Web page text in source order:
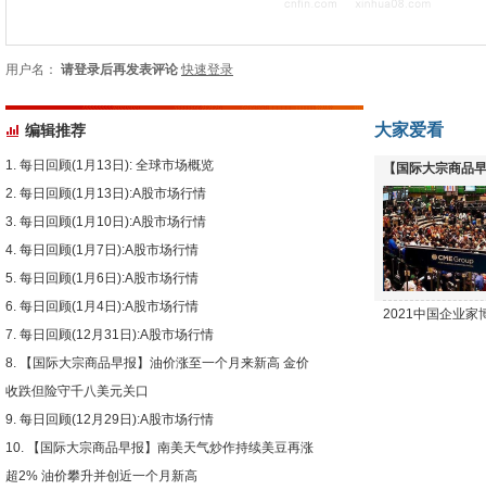
用户名： 请登录后再发表评论 快速登录
编辑推荐
每日回顾(1月13日): 全球市场概览
每日回顾(1月13日):A股市场行情
每日回顾(1月10日):A股市场行情
每日回顾(1月7日):A股市场行情
每日回顾(1月6日):A股市场行情
每日回顾(1月4日):A股市场行情
每日回顾(12月31日):A股市场行情
【国际大宗商品早报】油价涨至一个月来新高 金价
收跌但险守千八美元关口
每日回顾(12月29日):A股市场行情
【国际大宗商品早报】南美天气炒作持续美豆再涨
超2% 油价攀升并创近一个月新高
大家爱看
【国际大宗商品
下跌
2021中国企业家